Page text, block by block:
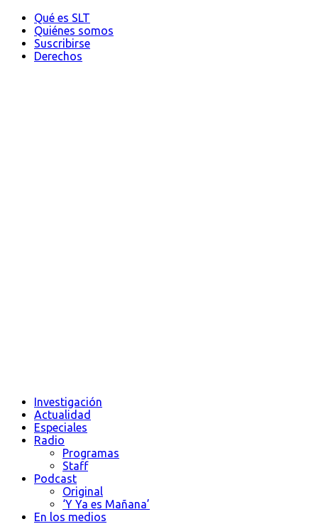
Qué es SLT
Quiénes somos
Suscribirse
Derechos
Investigación
Actualidad
Especiales
Radio
Programas
Staff
Podcast
Original
‘Y Ya es Mañana’
En los medios